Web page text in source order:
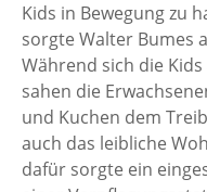
Kids in Bewegung zu
sorgte Walter Bumes
Während sich die
sahen die
und Kuchen dem
auch das leibliche
dafür sorgte ein